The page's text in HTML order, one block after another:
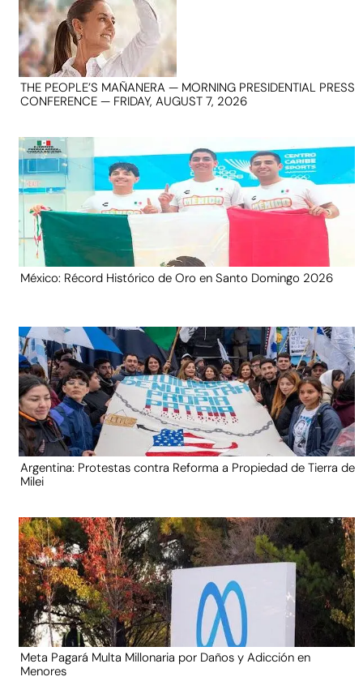
THE PEOPLE’S MAÑANERA — MORNING PRESIDENTIAL PRESS
CONFERENCE — FRIDAY, AUGUST 7, 2026
México: Récord Histórico de Oro en Santo Domingo 2026
Argentina: Protestas contra Reforma a Propiedad de Tierra de
Milei
Meta Pagará Multa Millonaria por Daños y Adicción en
Menores